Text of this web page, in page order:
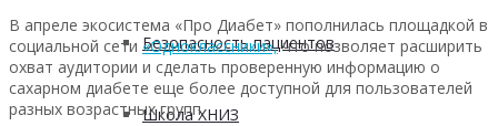
Безопасность пациентов
Школа ХНИЗ
В апреле экосистема «Про Диабет» пополнилась площадкой в
социальной сети «Одноклассники»,что позволяет расширить
охват аудитории и сделать проверенную информацию о
сахарном диабете еще более доступной для пользователей
разных возрастных групп.